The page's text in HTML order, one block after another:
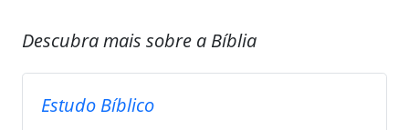
Descubra mais sobre a Bíblia
Estudo Bíblico